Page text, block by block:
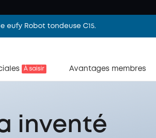
eufy Robot tondeuse C15.
À saisir Avantages membres
inventé